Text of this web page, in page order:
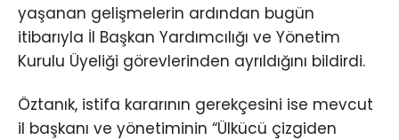
yaşanan gelişmelerin ardından bugün
itibarıyla İl Başkan Yardımcılığı ve Yönetim
Kurulu Üyeliği görevlerinden ayrıldığını bildirdi.
Öztanık, istifa kararının gerekçesini ise mevcut
il başkanı ve yönetiminin “Ülkücü çizgiden